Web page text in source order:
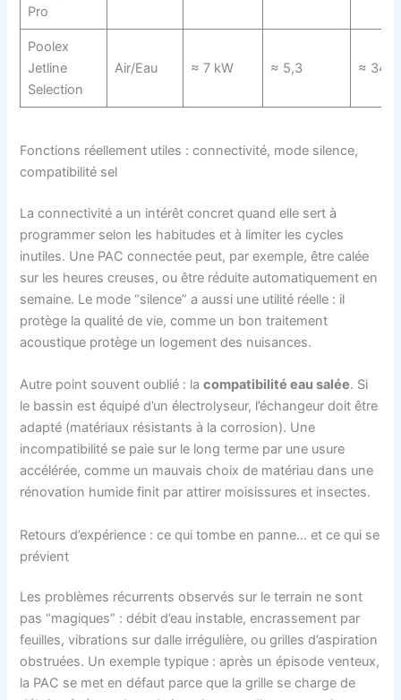
Pro
Poolex
Jetline
Selection
Air/Eau ≈ 7 kW ≈ 5,3 ≈ 34
Fonctions réellement utiles : connectivité, mode silence,
compatibilité sel
La connectivité a un intérêt concret quand elle sert à
programmer selon les habitudes et à limiter les cycles
inutiles. Une PAC connectée peut, par exemple, être calée
sur les heures creuses, ou être réduite automatiquement en
semaine. Le mode “silence” a aussi une utilité réelle : il
protège la qualité de vie, comme un bon traitement
acoustique protège un logement des nuisances.
Autre point souvent oublié : lacompatibilité eau salée. Si
le bassin est équipé d’un électrolyseur, l’échangeur doit être
adapté (matériaux résistants à la corrosion). Une
incompatibilité se paie sur le long terme par une usure
accélérée, comme un mauvais choix de matériau dans une
rénovation humide finit par attirer moisissures et insectes.
Retours d’expérience : ce qui tombe en panne… et ce qui se
prévient
Les problèmes récurrents observés sur le terrain ne sont
pas “magiques” : débit d’eau instable, encrassement par
feuilles, vibrations sur dalle irrégulière, ou grilles d’aspiration
obstruées. Un exemple typique : après un épisode venteux,
la PAC se met en défaut parce que la grille se charge de